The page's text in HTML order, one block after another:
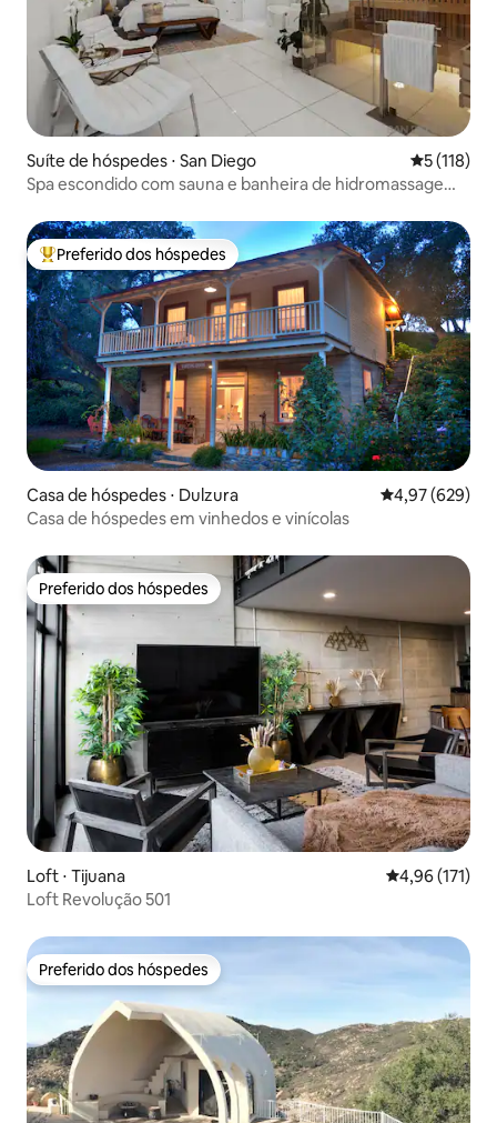
Suíte de hóspedes ⋅ San Diego 5 de uma
5 (118)
Spa escondido com sauna e banheira de hidromassagem
Entre os melhores preferidos dos hóspedes
Preferido dos hóspedes
Casa de hóspedes ⋅ Dulzura 4,97 de uma
4,97 (629)
Casa de hóspedes em vinhedos e vinícolas
Preferido dos hóspedes
Preferido dos hóspedes
Loft ⋅ Tijuana 4,96 de uma
4,96 (171)
Loft Revolução 501
Preferido dos hóspedes
Preferido dos hóspedes